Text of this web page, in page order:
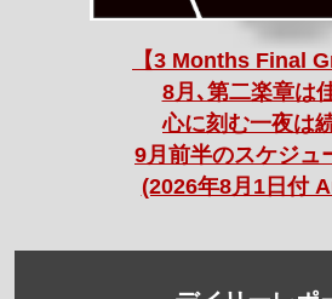
【3 Months Final
8月､第二楽章は
心に刻む一夜は
9月前半のスケジュ
(2026年8月1日付